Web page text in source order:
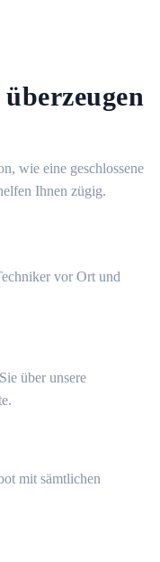
wie eine geschlossene
Ihnen zügig.
vor Ort und
über unsere
mit sämtlichen